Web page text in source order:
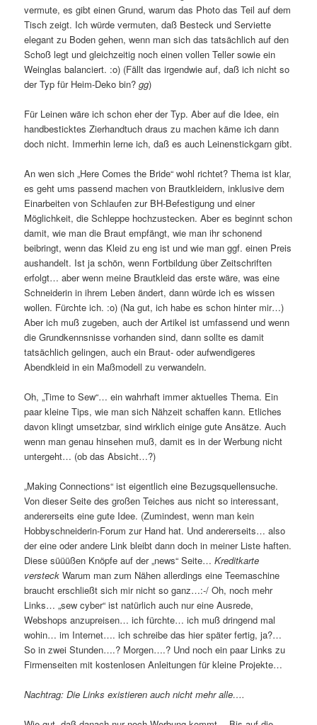
vermute, es gibt einen Grund, warum das Photo das Teil auf dem
Tisch zeigt. Ich würde vermuten, daß Besteck und Serviette
elegant zu Boden gehen, wenn man sich das tatsächlich auf den
Schoß legt und gleichzeitig noch einen vollen Teller sowie ein
Weinglas balanciert. :o) (Fällt das irgendwie auf, daß ich nicht so
der Typ für Heim-Deko bin?gg)
Für Leinen wäre ich schon eher der Typ. Aber auf die Idee, ein
handbesticktes Zierhandtuch draus zu machen käme ich dann
doch nicht. Immerhin lerne ich, daß es auch Leinenstickgarn gibt.
An wen sich „Here Comes the Bride“ wohl richtet? Thema ist klar,
es geht ums passend machen von Brautkleidern, inklusive dem
Einarbeiten von Schlaufen zur BH-Befestigung und einer
Möglichkeit, die Schleppe hochzustecken. Aber es beginnt schon
damit, wie man die Braut empfängt, wie man ihr schonend
beibringt, wenn das Kleid zu eng ist und wie man ggf. einen Preis
aushandelt. Ist ja schön, wenn Fortbildung über Zeitschriften
erfolgt… aber wenn meine Brautkleid das erste wäre, was eine
Schneiderin in ihrem Leben ändert, dann würde ich es wissen
wollen. Fürchte ich. :o) (Na gut, ich habe es schon hinter mir…)
Aber ich muß zugeben, auch der Artikel ist umfassend und wenn
die Grundkennsnisse vorhanden sind, dann sollte es damit
tatsächlich gelingen, auch ein Braut- oder aufwendigeres
Abendkleid in ein Maßmodell zu verwandeln.
Oh, „Time to Sew“… ein wahrhaft immer aktuelles Thema. Ein
paar kleine Tips, wie man sich Nähzeit schaffen kann. Etliches
davon klingt umsetzbar, sind wirklich einige gute Ansätze. Auch
wenn man genau hinsehen muß, damit es in der Werbung nicht
untergeht… (ob das Absicht…?)
„Making Connections“ ist eigentlich eine Bezugsquellensuche.
Von dieser Seite des großen Teiches aus nicht so interessant,
andererseits eine gute Idee. (Zumindest, wenn man kein
Hobbyschneiderin-Forum zur Hand hat. Und andererseits… also
der eine oder andere Link bleibt dann doch in meiner Liste haften.
Diese süüüßen Knöpfe auf der „news“ Seite…Kreditkarte
versteck Warum man zum Nähen allerdings eine Teemaschine
braucht erschließt sich mir nicht so ganz…:-/ Oh, noch mehr
Links… „sew cyber“ ist natürlich auch nur eine Ausrede,
Webshops anzupreisen… ich fürchte… ich muß dringend mal
wohin… im Internet…. ich schreibe das hier später fertig, ja?…
So in zwei Stunden….? Morgen….? Und noch ein paar Links zu
Firmenseiten mit kostenlosen Anleitungen für kleine Projekte…
Nachtrag: Die Links existieren auch nicht mehr alle….